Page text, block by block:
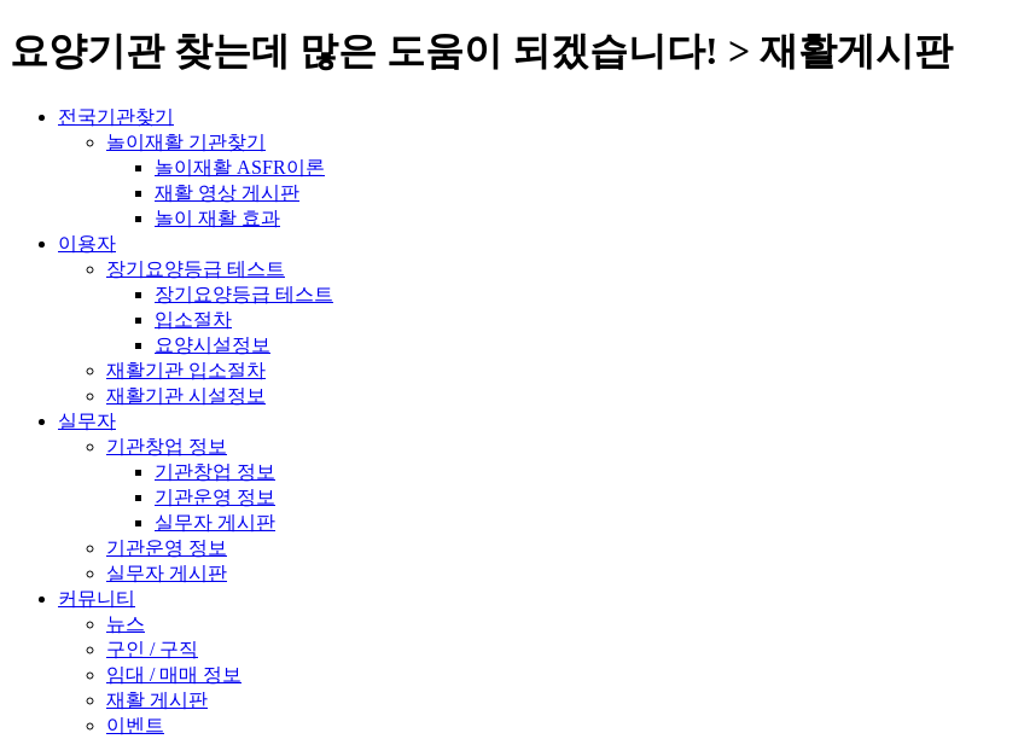
요양기관 찾는데 많은 도움이 되겠습니다! > 재활게시판
전국기관찾기
놀이재활 기관찾기
놀이재활 ASFR이론
재활 영상 게시판
놀이 재활 효과
이용자
장기요양등급 테스트
장기요양등급 테스트
입소절차
요양시설정보
재활기관 입소절차
재활기관 시설정보
실무자
기관창업 정보
기관창업 정보
기관운영 정보
실무자 게시판
기관운영 정보
실무자 게시판
커뮤니티
뉴스
구인 / 구직
임대 / 매매 정보
재활 게시판
이벤트